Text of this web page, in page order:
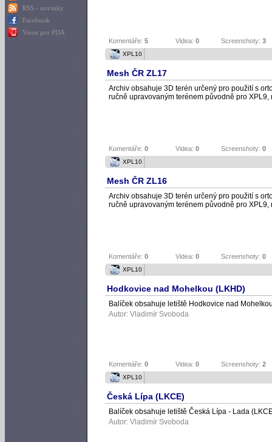
RSS - novinky
Facebook
Verze pro PDA
Komentáře: 5 Videa: 0 Screenshoty: 3
XPL10
Mesh ČR ZL17
Archiv obsahuje 3D terén určený pro použití s
ručně upravovaným terénem původně pro
Komentáře: 0 Videa: 0 Screenshoty: 0
XPL10
Mesh ČR ZL16
Archiv obsahuje 3D terén určený pro použití s
ručně upravovaným terénem původně pro
Komentáře: 0 Videa: 0 Screenshoty: 0
XPL10
Hodkovice nad Mohelkou (LKHD)
Balíček obsahuje letiště Hodkovice nad
Autor: Vladimír Svoboda
Komentáře: 0 Videa: 0 Screenshoty: 2
XPL10
Česká Lípa (LKCE)
Balíček obsahuje letiště Česká Lípa - Lada
Autor: Vladimír Svoboda